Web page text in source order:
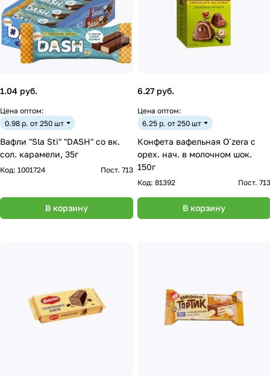
1.04 руб.
Цена оптом:
0.98 р. от 250 шт
Вафли "Sla Sti" "DASH" со вк.
сол. карамели, 35г
Код: 1001724 Пост. 713
В корзину
6.27 руб.
Цена оптом:
6.25 р. от 250 шт
Конфета вафельная O`zera с
орех. нач. в молочном шок.
150г
Код: 81392 Пост. 713
В корзину